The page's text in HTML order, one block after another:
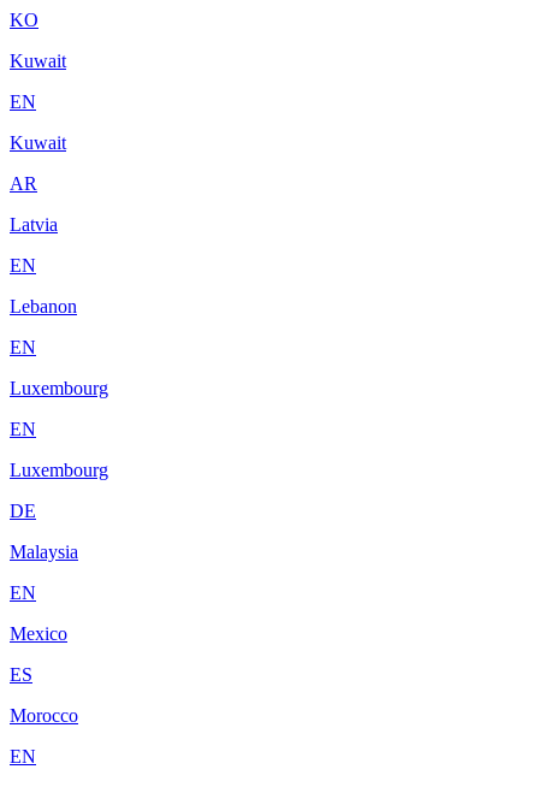
KO
Kuwait
EN
Kuwait
AR
Latvia
EN
Lebanon
EN
Luxembourg
EN
Luxembourg
DE
Malaysia
EN
Mexico
ES
Morocco
EN